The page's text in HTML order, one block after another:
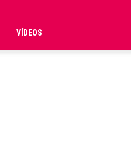
VÍDEOS